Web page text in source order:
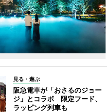
見る・遊ぶ
阪急電車が「おさるのジョー
ジ」とコラボ 限定フード、
ラッピング列車も